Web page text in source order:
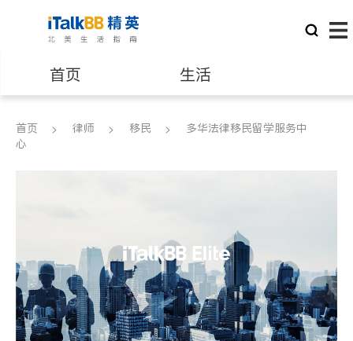
首页 生活
医生 律师
建筑装修
首页 律师 移民
多华法律移民留学服务中
心